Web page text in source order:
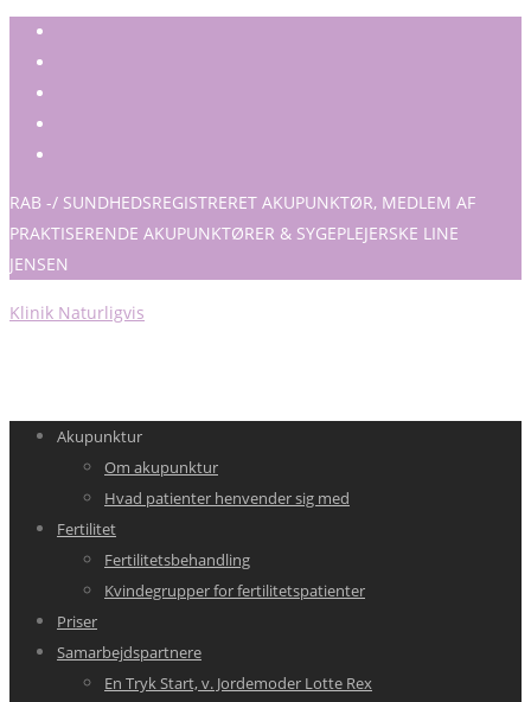
RAB -/ SUNDHEDSREGISTRERET AKUPUNKTØR, MEDLEM AF
PRAKTISERENDE AKUPUNKTØRER & SYGEPLEJERSKE LINE
JENSEN
Klinik Naturligvis
Akupunktur
Om akupunktur
Hvad patienter henvender sig med
Fertilitet
Fertilitetsbehandling
Kvindegrupper for fertilitetspatienter
Priser
Samarbejdspartnere
En Tryk Start, v. Jordemoder Lotte Rex